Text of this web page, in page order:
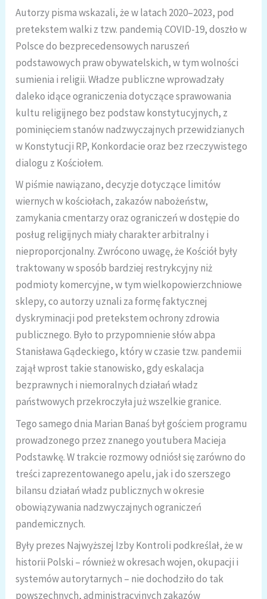
Autorzy pisma wskazali, że w latach 2020–2023, pod
pretekstem walki z tzw. pandemią COVID-19, doszło w
Polsce do bezprecedensowych naruszeń
podstawowych praw obywatelskich, w tym wolności
sumienia i religii. Władze publiczne wprowadzały
daleko idące ograniczenia dotyczące sprawowania
kultu religijnego bez podstaw konstytucyjnych, z
pominięciem stanów nadzwyczajnych przewidzianych
w Konstytucji RP, Konkordacie oraz bez rzeczywistego
dialogu z Kościołem.
W piśmie nawiązano, decyzje dotyczące limitów
wiernych w kościołach, zakazów nabożeństw,
zamykania cmentarzy oraz ograniczeń w dostępie do
posług religijnych miały charakter arbitralny i
nieproporcjonalny. Zwrócono uwagę, że Kościół były
traktowany w sposób bardziej restrykcyjny niż
podmioty komercyjne, w tym wielkopowierzchniowe
sklepy, co autorzy uznali za formę faktycznej
dyskryminacji pod pretekstem ochrony zdrowia
publicznego. Było to przypomnienie słów abpa
Stanisława Gądeckiego, który w czasie tzw. pandemii
zajął wprost takie stanowisko, gdy eskalacja
bezprawnych i niemoralnych działań władz
państwowych przekroczyła już wszelkie granice.
Tego samego dnia Marian Banaś był gościem programu
prowadzonego przez znanego youtubera Macieja
Podstawkę. W trakcie rozmowy odniósł się zarówno do
treści zaprezentowanego apelu, jak i do szerszego
bilansu działań władz publicznych w okresie
obowiązywania nadzwyczajnych ograniczeń
pandemicznych.
Były prezes Najwyższej Izby Kontroli podkreślał, że w
historii Polski – również w okresach wojen, okupacji i
systemów autorytarnych – nie dochodziło do tak
powszechnych, administracyjnych zakazów